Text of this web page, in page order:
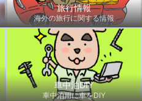
旅行情報
海外の旅行に関する情報
車中泊DIY
車中泊用に車をDIY